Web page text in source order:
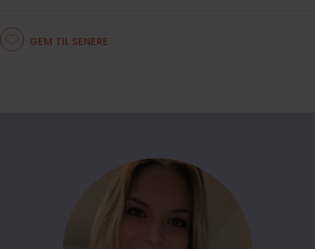
GEM TIL SENERE